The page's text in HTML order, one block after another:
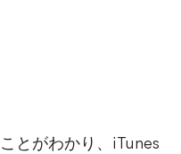
とがわかり、iTunes